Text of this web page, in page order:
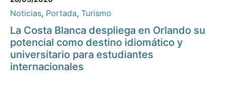
Noticias, Portada, Turismo
La Costa Blanca despliega en Orlando su
potencial como destino idiomático y
universitario para estudiantes
internacionales